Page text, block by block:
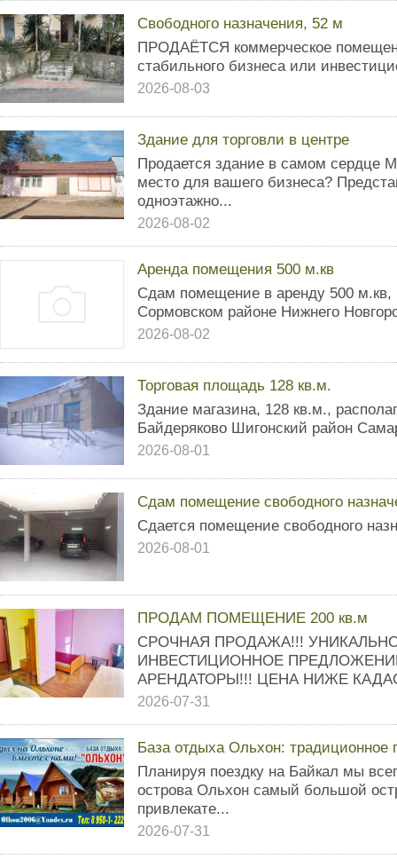
Свободного назначения, 52 м
ПРОДАЁТСЯ коммерческое
стабильного бизнеса или
2026-08-03
Здание для торговли в центре
Продается здание в самом сердце
место для вашего бизнеса?
одноэтажно...
2026-08-02
Аренда помещения 500 м.кв
Сдам помещение в аренду 500 м.кв,
Сормовском районе Нижнего
2026-08-02
Торговая площадь 128 кв.м.
Здание магазина, 128 кв.м.,
Байдеряково Шигонский район
2026-08-01
Сдам помещение свободного
Сдается помещение свободного
2026-08-01
ПРОДАМ ПОМЕЩЕНИЕ 200 кв.м
СРОЧНАЯ ПРОДАЖА!!!
ИНВЕСТИЦИОННОЕ
АРЕНДАТОРЫ!!! ЦЕНА НИЖЕ
2026-07-31
База отдыха Ольхон: традиционное
Планируя поездку на Байкал мы
острова Ольхон самый большой
привлекате...
2026-07-31